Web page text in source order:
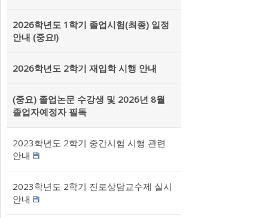
2026학년도 1학기 졸업시험(최종) 일정
안내 (중요!)
2026학년도 2학기 재입학 시행 안내
(중요) 졸업논문 수강생 및 2026년 8월
졸업자예정자 필독
2023학년도 2학기 중간시험 시행 관련
안내
2023학년도 2학기 진로상담교수제 실시
안내